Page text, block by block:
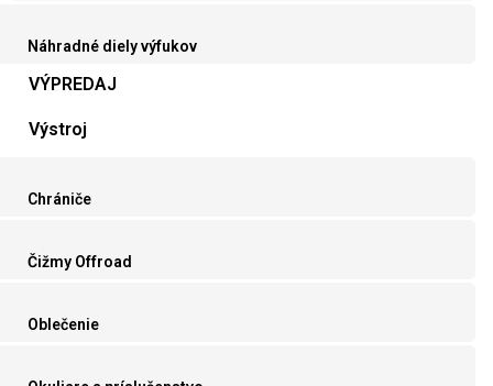
Náhradné diely výfukov
VÝPREDAJ
Výstroj
Chrániče
Čižmy Offroad
Oblečenie